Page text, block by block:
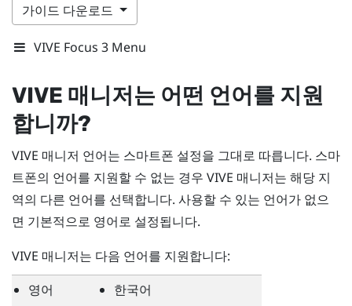
가이드 다운로드
VIVE Focus 3 Menu
VIVE 매니저는 어떤 언어를 지원
합니까?
VIVE 매니저 언어는 스마트폰 설정을 그대로 따릅니다. 스마
트폰의 언어를 지원할 수 없는 경우 VIVE 매니저는 해당 지
역의 다른 언어를 선택합니다. 사용할 수 있는 언어가 없으
면 기본적으로 영어로 설정됩니다.
VIVE 매니저는 다음 언어를 지원합니다:
영어
한국어